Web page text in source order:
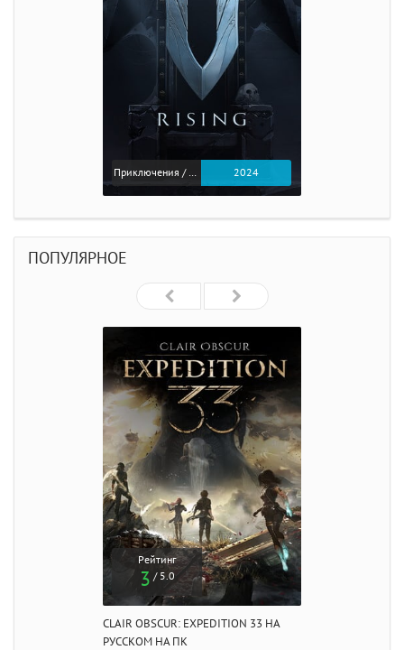
Приключения / Экшен 2024
ПОПУЛЯРНОЕ
Рейтинг
3 / 5.0
CLAIR OBSCUR: EXPEDITION 33 НА
РУССКОМ НА ПК